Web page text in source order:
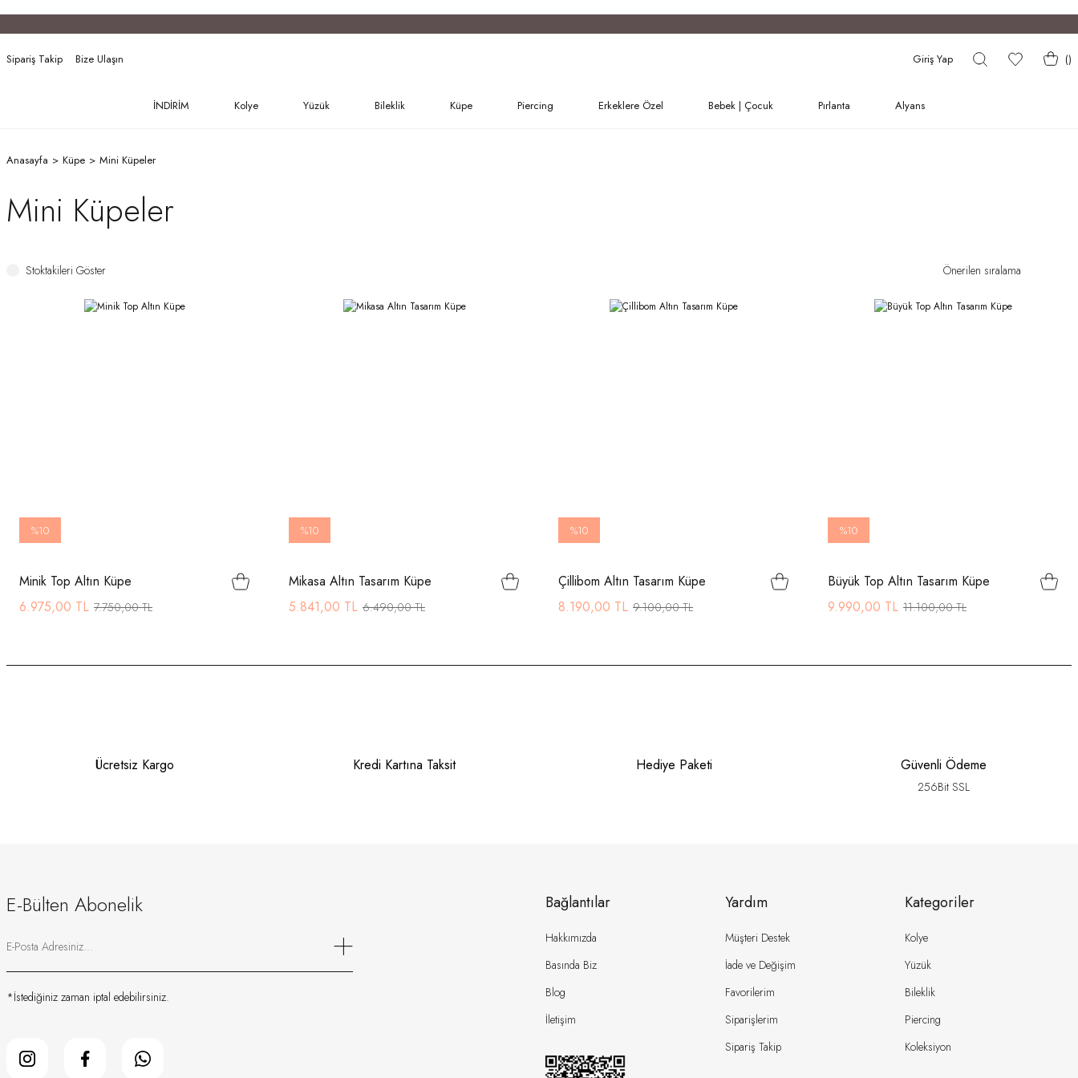
Sipariş Takip Bize Ulaşın Giriş Yap ()
İNDİRİM Kolye Yüzük Bileklik Küpe Piercing Erkeklere Özel Bebek | Çocuk Pırlanta Alyans
Anasayfa Küpe Mini Küpeler
Mini Küpeler
Stoktakileri Göster
%10
Minik Top Altın Küpe
6.975,00 TL 7.750,00 TL
%10
Mikasa Altın Tasarım Küpe
5.841,00 TL 6.490,00 TL
%10
Çillibom Altın Tasarım Küpe
8.190,00 TL 9.100,00 TL
%10
Büyük Top Altın Tasarım Küpe
9.990,00 TL 11.100,00 TL
Ücretsiz Kargo Kredi Kartına Taksit Hediye Paketi Güvenli Ödeme
256Bit SSL
E-Bülten Abonelik
*İstediğiniz zaman iptal edebilirsiniz.
Bağlantılar
Hakkımızda
Basında Biz
Blog
İletişim
Yardım
Müşteri Destek
İade ve Değişim
Favorilerim
Siparişlerim
Sipariş Takip
Kategoriler
Kolye
Yüzük
Bileklik
Piercing
Koleksiyon